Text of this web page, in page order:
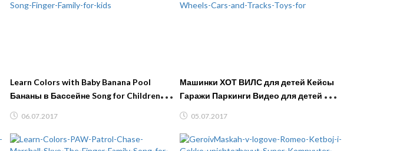
Learn Colors with Baby Banana Pool
Бананы в Бассейне Song for Children
06.07.2017
Машинки ХОТ ВИЛС для детей Кейсы
Гаражи Паркинги Видео для детей Hot
05.07.2017